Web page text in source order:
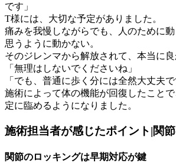
です」
T様には、大切な予定がありました。
痛みを我慢しながらでも、人のために
思うように動かない。
そのジレンマから解放されて、本当に良
「無理はしないでくださいね」
「でも、普通に歩く分には全然大丈夫で
施術によって体の機能が回復したこと
定に臨めるようになりました。
施術担当者が感じたポイント|関
関節のロッキングは早期対応が鍵